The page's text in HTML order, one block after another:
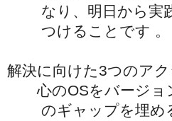
なり、明日から実
つけることです 。
解決に向けた3つのア
心のOSをバージョ
のギャップを埋め